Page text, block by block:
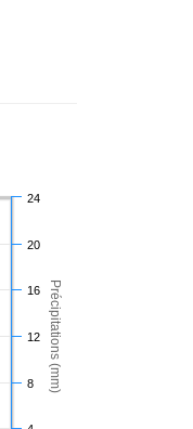
Précipitations (mm)
8
12
16
20
24